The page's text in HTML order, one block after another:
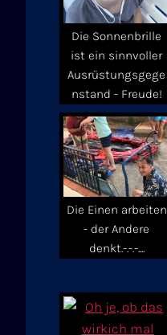
Die Sonnenbrille
ist ein sinnvoller
Ausrüstungsgege
nstand - Freude!
Die Einen arbeiten
- der Andere
denkt.-.-.-....